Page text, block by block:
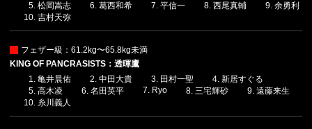
松岡嵩志
葛西和希 平信一 西尾真輔
余勇利
吉村天弥
フェザー級：61.2kg〜65.8kg未満
KING OF PANCRASISTS：透暉鷹
亀井晨佑
中田大貴 田村一聖
新居すぐる
高木凌
名田英平 Ryo 三宅輝砂
遠藤来生
糸川義人